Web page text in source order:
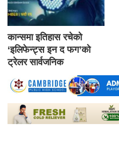
कान्समा इतिहास रचेको
‘इलिफेन्ट्स इन द फग’को
ट्रेलर सार्वजनिक